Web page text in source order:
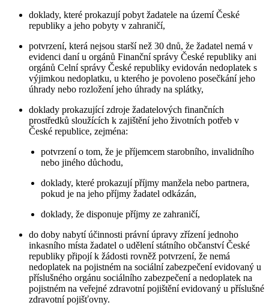
doklady, které prokazují pobyt žadatele na území České
republiky a jeho pobyty v zahraničí,
potvrzení, která nejsou starší než 30 dnů, že žadatel nemá v
evidenci daní u orgánů Finanční správy České republiky ani
orgánů Celní správy České republiky evidován nedoplatek s
výjimkou nedoplatku, u kterého je povoleno posečkání jeho
úhrady nebo rozložení jeho úhrady na splátky,
doklady prokazující zdroje žadatelových finančních
prostředků sloužících k zajištění jeho životních potřeb v
České republice, zejména:
potvrzení o tom, že je příjemcem starobního, invalidního
nebo jiného důchodu,
doklady, které prokazují příjmy manžela nebo partnera,
pokud je na jeho příjmy žadatel odkázán,
doklady, že disponuje příjmy ze zahraničí,
do doby nabytí účinnosti právní úpravy zřízení jednoho
inkasního místa žadatel o udělení státního občanství České
republiky připojí k žádosti rovněž potvrzení, že nemá
nedoplatek na pojistném na sociální zabezpečení evidovaný u
příslušného orgánu sociálního zabezpečení a nedoplatek na
pojistném na veřejné zdravotní pojištění evidovaný u příslušné
zdravotní pojišťovny.